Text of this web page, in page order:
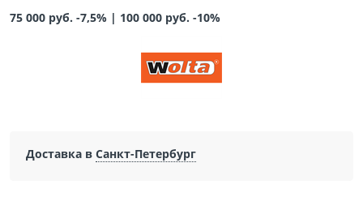
75 000 руб. -7,5% | 100 000 руб. -10%
Доставка в Санкт-Петербург